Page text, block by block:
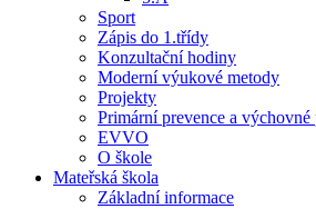
Sport
Zápis do 1.třídy
Konzultační hodiny
Moderní výukové metody
Projekty
Primární prevence a výchovné
EVVO
O škole
Mateřská škola
Základní informace